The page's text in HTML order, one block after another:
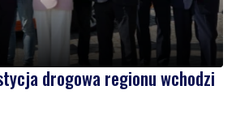
drogowa regionu wchodzi